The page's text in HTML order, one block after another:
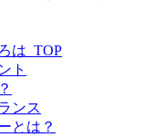
は_TOP
ト
ンス
とは？